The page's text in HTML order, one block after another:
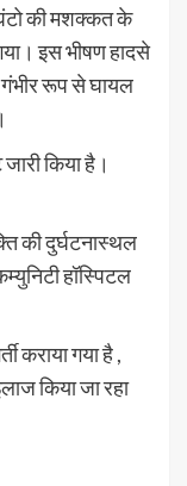
की मशक्कत के
इस भीषण हादसे
गंभीर रूप से घायल
किया है।
की दुर्घटनास्थल
हॉस्पिटल
कराया गया है ,
किया जा रहा